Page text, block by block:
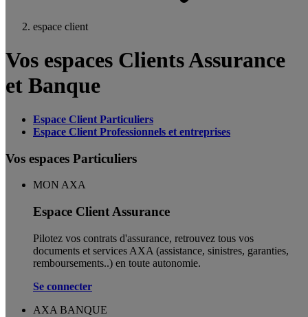
espace client
Vos espaces Clients Assurance
et Banque
Espace Client Particuliers
Espace Client Professionnels et entreprises
Vos espaces Particuliers
MON AXA
Espace Client Assurance
Pilotez vos contrats d'assurance, retrouvez tous vos
documents et services AXA (assistance, sinistres, garanties,
remboursements..) en toute autonomie. ​
Se connecter
AXA BANQUE